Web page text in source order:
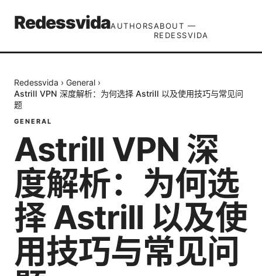
RedessvidaAUTHORSABOUT —
REDESSVIDA
Redessvida › General ›
Astrill VPN 深度解析：为何选择 Astrill 以及使用技巧与常见问
题
GENERAL
Astrill VPN 深
度解析：为何选
择 Astrill 以及使
用技巧与常见问